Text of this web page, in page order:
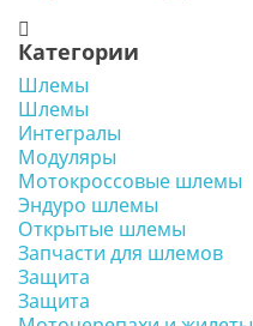
Категории
Шлемы
Шлемы
Интегралы
Модуляры
Мотокроссовые шлемы
Эндуро шлемы
Открытые шлемы
Запчасти для шлемов
Защита
Защита